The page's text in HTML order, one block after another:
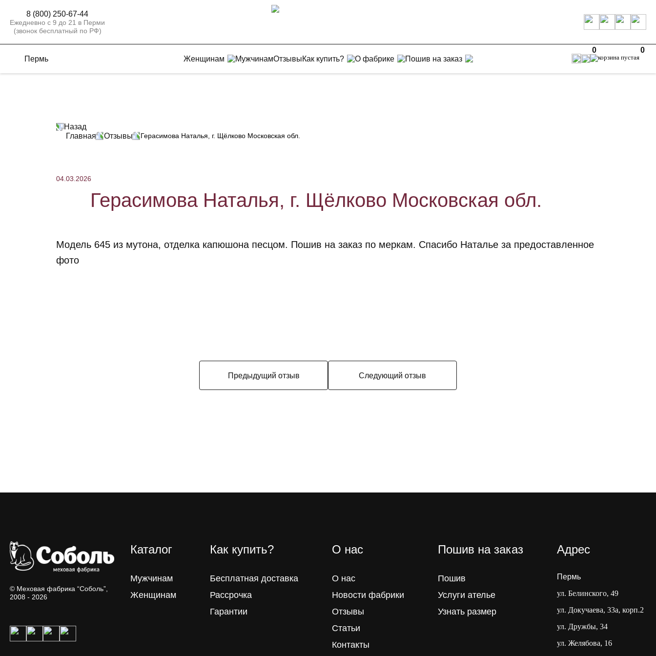
8 (800) 250-67-44
Ежедневно с 9 до 21 в Перми
(звонок бесплатный по РФ)
Пермь Женщинам МужчинамОтзывыКак купить? О фабрике Пошив на заказ
0 0
Назад
Главная
Отзывы Герасимова Наталья, г. Щёлково Московская обл.
04.03.2026
Герасимова Наталья, г. Щёлково Московская обл.
Модель 645 из мутона, отделка капюшона песцом. Пошив на заказ по меркам. Спасибо Наталье за предоставленное
фото
Предыдущий отзыв Следующий отзыв
© Меховая фабрика “Соболь”,
2008 - 2026
Каталог
Мужчинам
Женщинам
Как купить?
Бесплатная доставка
Рассрочка
Гарантии
О нас
О нас
Новости фабрики
Отзывы
Статьи
Контакты
Пошив на заказ
Пошив
Услуги ателье
Узнать размер
Адрес
Пермь
ул. Белинского, 49
ул. Докучаева, 33а, корп.2
ул. Дружбы, 34
ул. Желябова, 16